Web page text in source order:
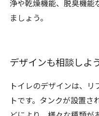
浄や乾燥機能、脱臭機能
ましょう。
デザインも相談しよ
トイレのデザインは、
トです。タンクが設置さ